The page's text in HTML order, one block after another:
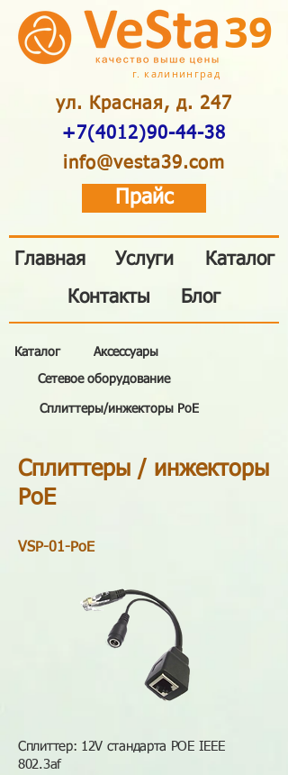
39
г. калининград
ул. Красная, д. 247
+7(4012)90-44-38
info@vesta39.com
Прайс
Главная
Услуги
Контакты
Каталог
Блог
Каталог Аксессуары
Сетевое оборудование
Сплиттеры/инжекторы PoE
Сплиттеры / инжекторы
PoE
VSP-01-PoE
Сплиттер: 12V стандарта POE IEEE
802.3af